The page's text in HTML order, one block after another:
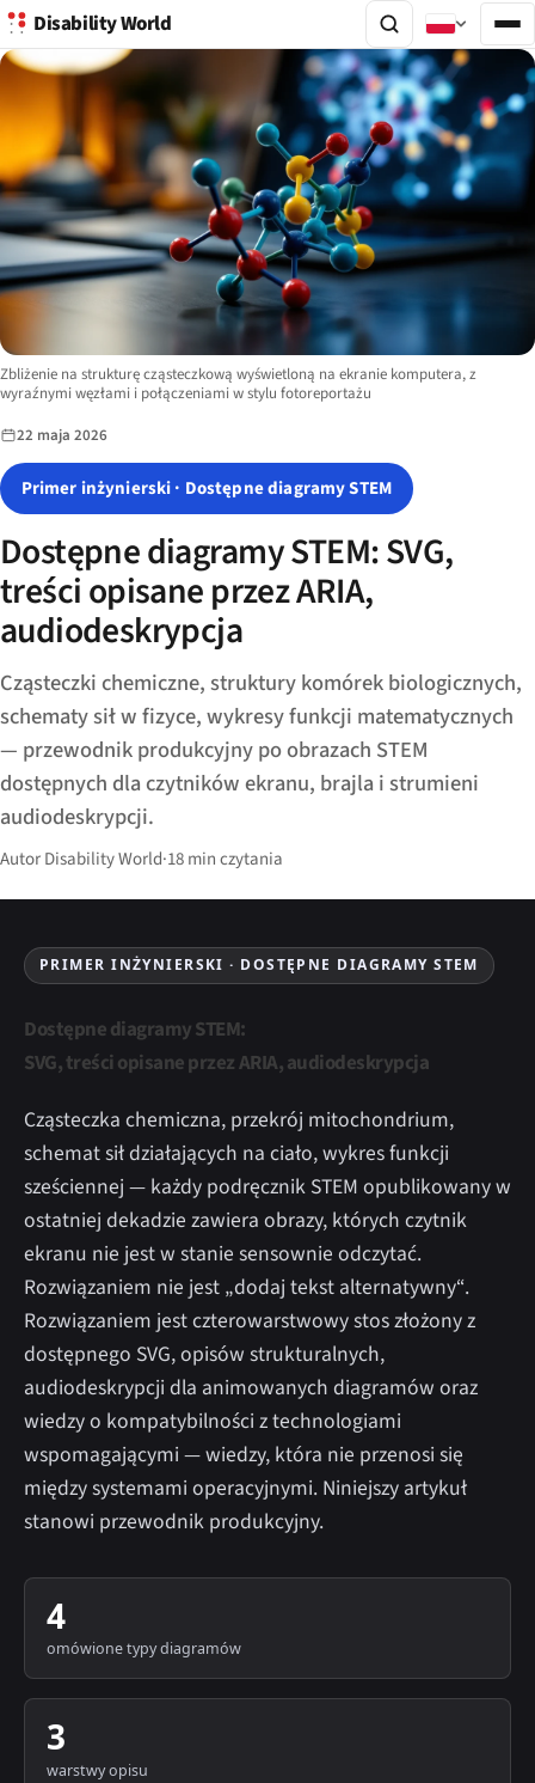
Disability World
Image description:
Zbliżenie na strukturę cząsteczkową wyświetloną na ekranie komputera, z
wyraźnymi węzłami i połączeniami w stylu fotoreportażu
22 maja 2026
Primer inżynierski · Dostępne diagramy STEM
Dostępne diagramy STEM: SVG,
treści opisane przez ARIA,
audiodeskrypcja
Cząsteczki chemiczne, struktury komórek biologicznych,
schematy sił w fizyce, wykresy funkcji matematycznych
— przewodnik produkcyjny po obrazach STEM
dostępnych dla czytników ekranu, brajla i strumieni
audiodeskrypcji.
Autor Disability World·18 min czytania
PRIMER INŻYNIERSKI · DOSTĘPNE DIAGRAMY STEM
Dostępne diagramy STEM:
SVG, treści opisane przez ARIA, audiodeskrypcja
Cząsteczka chemiczna, przekrój mitochondrium,
schemat sił działających na ciało, wykres funkcji
sześciennej — każdy podręcznik STEM opublikowany w
ostatniej dekadzie zawiera obrazy, których czytnik
ekranu nie jest w stanie sensownie odczytać.
Rozwiązaniem nie jest „dodaj tekst alternatywny“.
Rozwiązaniem jest czterowarstwowy stos złożony z
dostępnego SVG, opisów strukturalnych,
audiodeskrypcji dla animowanych diagramów oraz
wiedzy o kompatybilności z technologiami
wspomagającymi — wiedzy, która nie przenosi się
między systemami operacyjnymi. Niniejszy artykuł
stanowi przewodnik produkcyjny.
4
omówione typy diagramów
3
warstwy opisu